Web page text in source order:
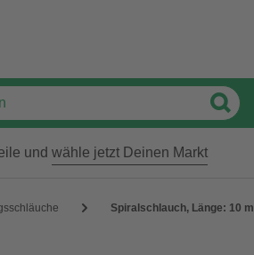
und wähle jetzt Deinen Markt
Spiralschlauch, Länge: 10 m